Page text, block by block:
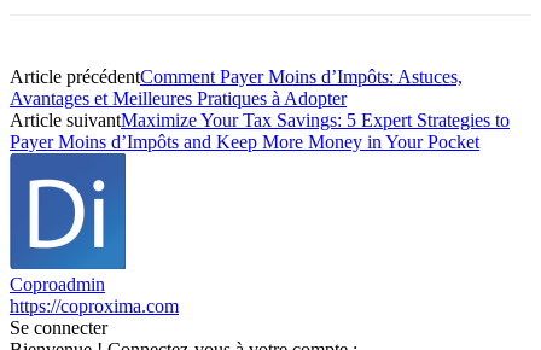
Article précédentComment Payer Moins d’Impôts: Astuces,
Avantages et Meilleures Pratiques à Adopter
Article suivantMaximize Your Tax Savings: 5 Expert Strategies to
Payer Moins d’Impôts and Keep More Money in Your Pocket
Coproadmin
https://coproxima.com
Se connecter